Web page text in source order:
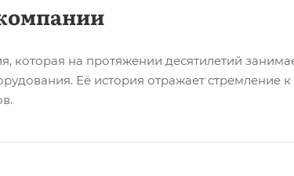
которая на протяжении десятилетий
Её история отражает стремление